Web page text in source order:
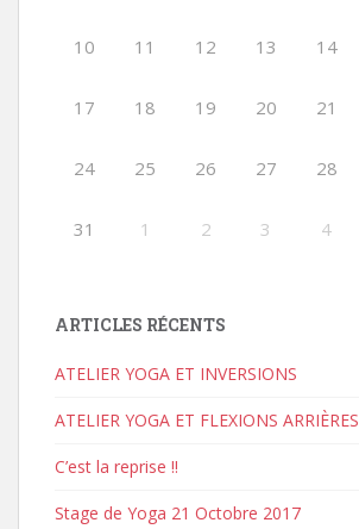
10 11 12 13 14
17 18 19 20 21
24 25 26 27 28
31 1 2 3 4
ARTICLES RÉCENTS
ATELIER YOGA ET INVERSIONS
ATELIER YOGA ET FLEXIONS ARRIÈRES
C’est la reprise !!
Stage de Yoga 21 Octobre 2017